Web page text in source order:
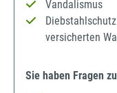
Vandalismus
versicherten
Sie haben Fragen